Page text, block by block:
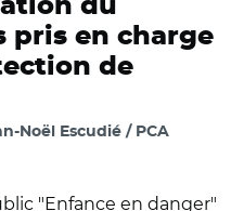
du
pris en charge
de
Noël Escudié / PCA
"Enfance en danger"